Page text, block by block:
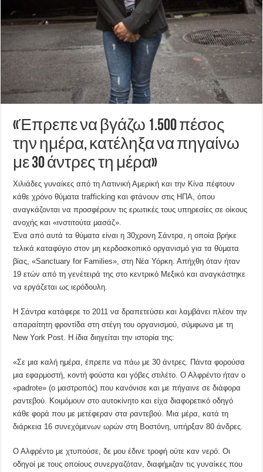
«Έπρεπε να βγάζω 1.500 πέσος
την ημέρα, κατέληξα να πηγαίνω
με 30 άντρες τη μέρα»
Χιλιάδες γυναίκες από τη Λατινική Αμερική και την Κίνα πέφτουν
κάθε χρόνο θύματα trafficking και φτάνουν στις ΗΠΑ, όπου
αναγκάζονται να προσφέρουν τις ερωτικές τους υπηρεσίες σε οίκους
ανοχής και «ινστιτούτα μασάζ».
Ένα από αυτά τα θύματα είναι η 30χρονη Σάντρα, η οποία βρήκε
τελικά καταφύγιο στον μη κερδοσκοπικό οργανισμό για τα θύματα
βίας, «Sanctuary for Families», στη Νέα Υόρκη. Απήχθη όταν ήταν
19 ετών από τη γενέτειρά της στο κεντρικό Μεξικό και αναγκάστηκε
να εργάζεται ως ιερόδουλη.
Η Σάντρα κατάφερε το 2011 να δραπετεύσει και λαμβάνει πλέον την
απαραίτητη φροντίδα στη στέγη του οργανισμού, σύμφωνα με τη
New York Post. Η ίδια διηγείται την ιστορία της:
«Σε μια καλή ημέρα, έπρεπε να πάω με 30 άντρες. Πάντα φορούσα
μια εφαρμοστή, κοντή φούστα και γόβες στιλέτο. Ο Αλφρέντο ήταν ο
«padrote» (ο μαστροπός) που κανόνισε και με πήγαινε σε διάφορα
ραντεβού. Κοιμόμουν στο αυτοκίνητο και είχα διαφορετικό οδηγό
κάθε φορά που με μετέφεραν στα ραντεβού. Μια μέρα, κατά τη
διάρκεια 16 συνεχόμενων ωρών στη Βοστόνη, υπήρξαν 80 άνδρες.
Ο Αλφρέντο με χτυπούσε, δε μου έδινε τροφή ούτε καν νερό. Οι
οδηγοί με τους οποίους συνεργαζόταν, διαφήμιζαν τις γυναίκες που